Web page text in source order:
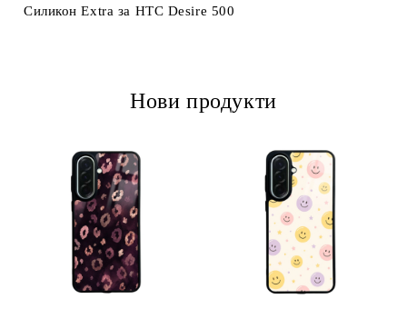
Силикон Extra за HTC Desire 500
Нови продукти